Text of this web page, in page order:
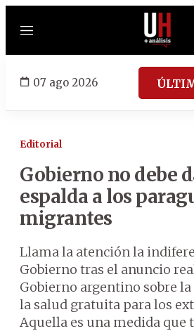
Menú
07 ago 2026
Editorial
Gobierno no debe
espalda a los
migrantes
Llama la atención la
Gobierno tras el anuncio
Gobierno argentino sobre
la salud gratuita para los
Aquella es una medida que